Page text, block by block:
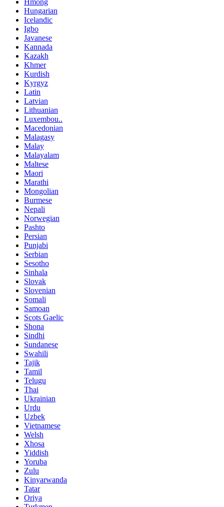
Hungarian
Icelandic
Igbo
Javanese
Kannada
Kazakh
Khmer
Kurdish
Kyrgyz
Latin
Latvian
Lithuanian
Luxembou..
Macedonian
Malagasy
Malay
Malayalam
Maltese
Maori
Marathi
Mongolian
Burmese
Nepali
Norwegian
Pashto
Persian
Punjabi
Serbian
Sesotho
Sinhala
Slovak
Slovenian
Somali
Samoan
Scots Gaelic
Shona
Sindhi
Sundanese
Swahili
Tajik
Tamil
Telugu
Thai
Ukrainian
Urdu
Uzbek
Vietnamese
Welsh
Xhosa
Yiddish
Yoruba
Zulu
Kinyarwanda
Tatar
Oriya